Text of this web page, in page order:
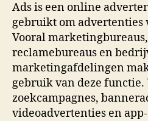
Ads is een online
gebruikt om advertenties
Vooral marketingbureaus,
reclamebureaus en
marketingafdelingen
gebruik van deze
zoekcampagnes,
videoadvertenties en